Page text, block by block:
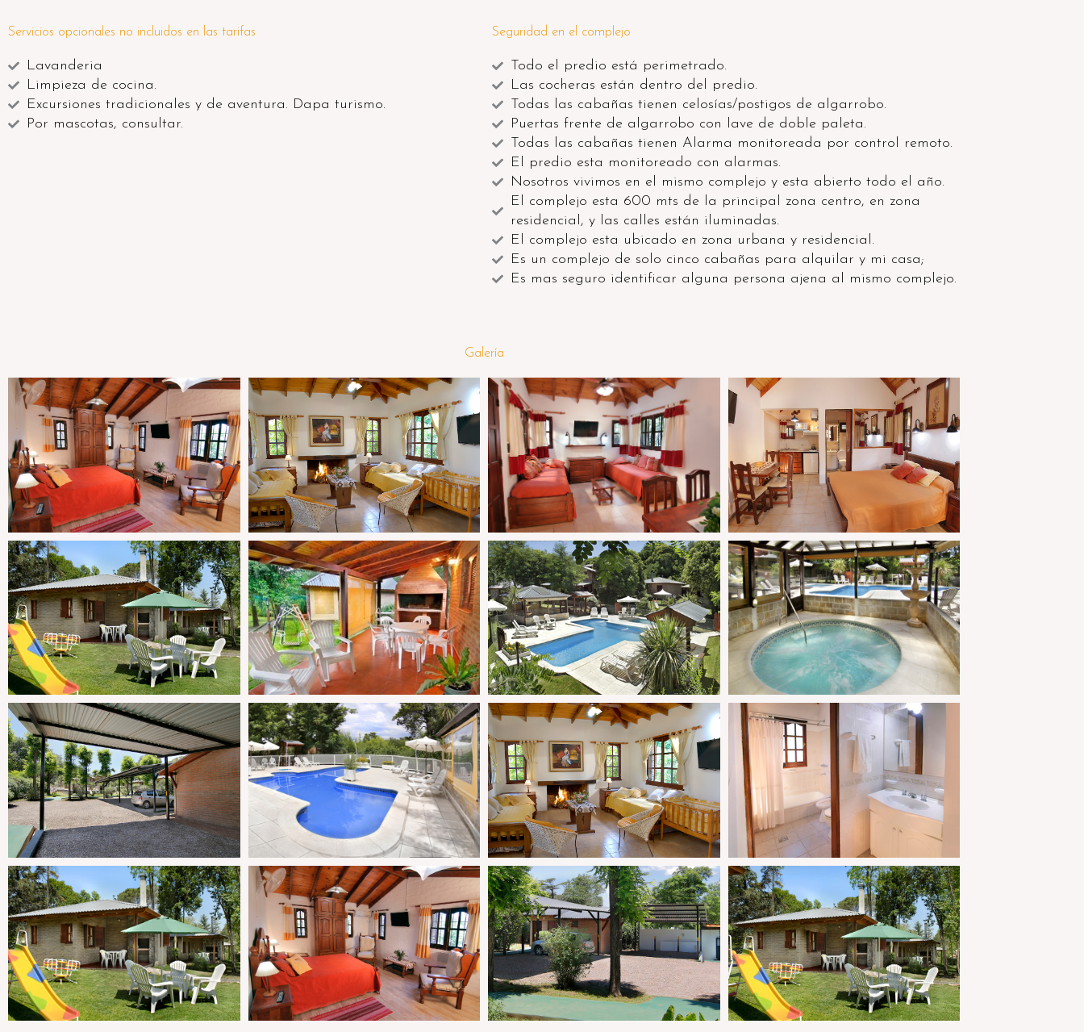
Servicios opcionales no incluidos en las tarifas
Lavanderia
Limpieza de cocina.
Excursiones tradicionales y de aventura. Dapa turismo.
Por mascotas, consultar.
Seguridad en el complejo
Todo el predio está perimetrado.
Las cocheras están dentro del predio.
Todas las cabañas tienen celosías/postigos de algarrobo.
Puertas frente de algarrobo con lave de doble paleta.
Todas las cabañas tienen Alarma monitoreada por control remoto.
El predio esta monitoreado con alarmas.
Nosotros vivimos en el mismo complejo y esta abierto todo el año.
El complejo esta 600 mts de la principal zona centro, en zona
residencial, y las calles están iluminadas.
El complejo esta ubicado en zona urbana y residencial.
Es un complejo de solo cinco cabañas para alquilar y mi casa;
Es mas seguro identificar alguna persona ajena al mismo complejo.
Galería